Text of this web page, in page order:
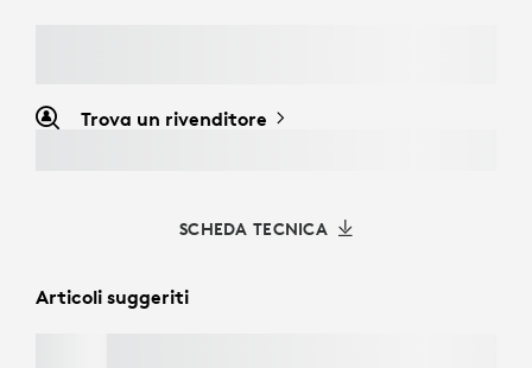
Trova un rivenditore
SCHEDA TECNICA
Articoli suggeriti